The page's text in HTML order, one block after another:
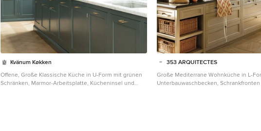
Kvänum Køkken
Offene, Große Klassische Küche in U-Form mit grünen
Schränken, Marmor-Arbeitsplatte, Kücheninsel und
353 ARQUITECTES
Große Mediterrane Wohnküche in L-
Unterbauwaschbecken,